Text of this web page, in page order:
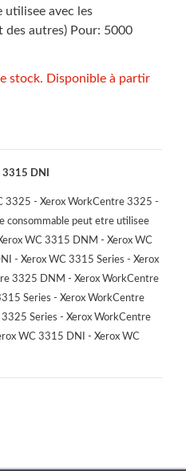
utilisee avec les
des autres) Pour: 5000
stock. Disponible à partir
DNI
3325 - Xerox WorkCentre 3325 -
consommable peut etre utilisee
WC 3315 DNM - Xerox WC
- Xerox WC 3315 Series - Xerox
3325 DNM - Xerox WorkCentre
Series - Xerox WorkCentre
Series - Xerox WorkCentre
WC 3315 DNI - Xerox WC